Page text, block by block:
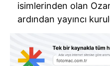
isimlerinden olan
ardından yayıncı